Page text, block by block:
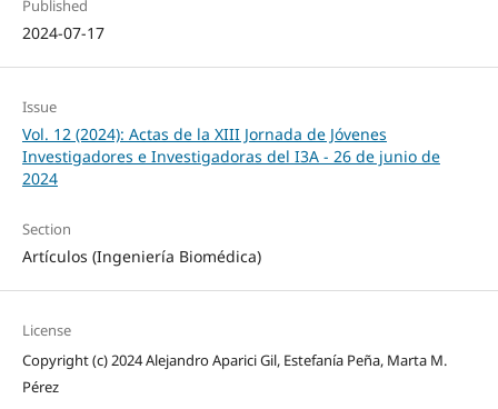
Published
2024-07-17
Issue
Vol. 12 (2024): Actas de la XIII Jornada de Jóvenes
Investigadores e Investigadoras del I3A - 26 de junio de
2024
Section
Artículos (Ingeniería Biomédica)
License
Copyright (c) 2024 Alejandro Aparici Gil, Estefanía Peña, Marta M.
Pérez